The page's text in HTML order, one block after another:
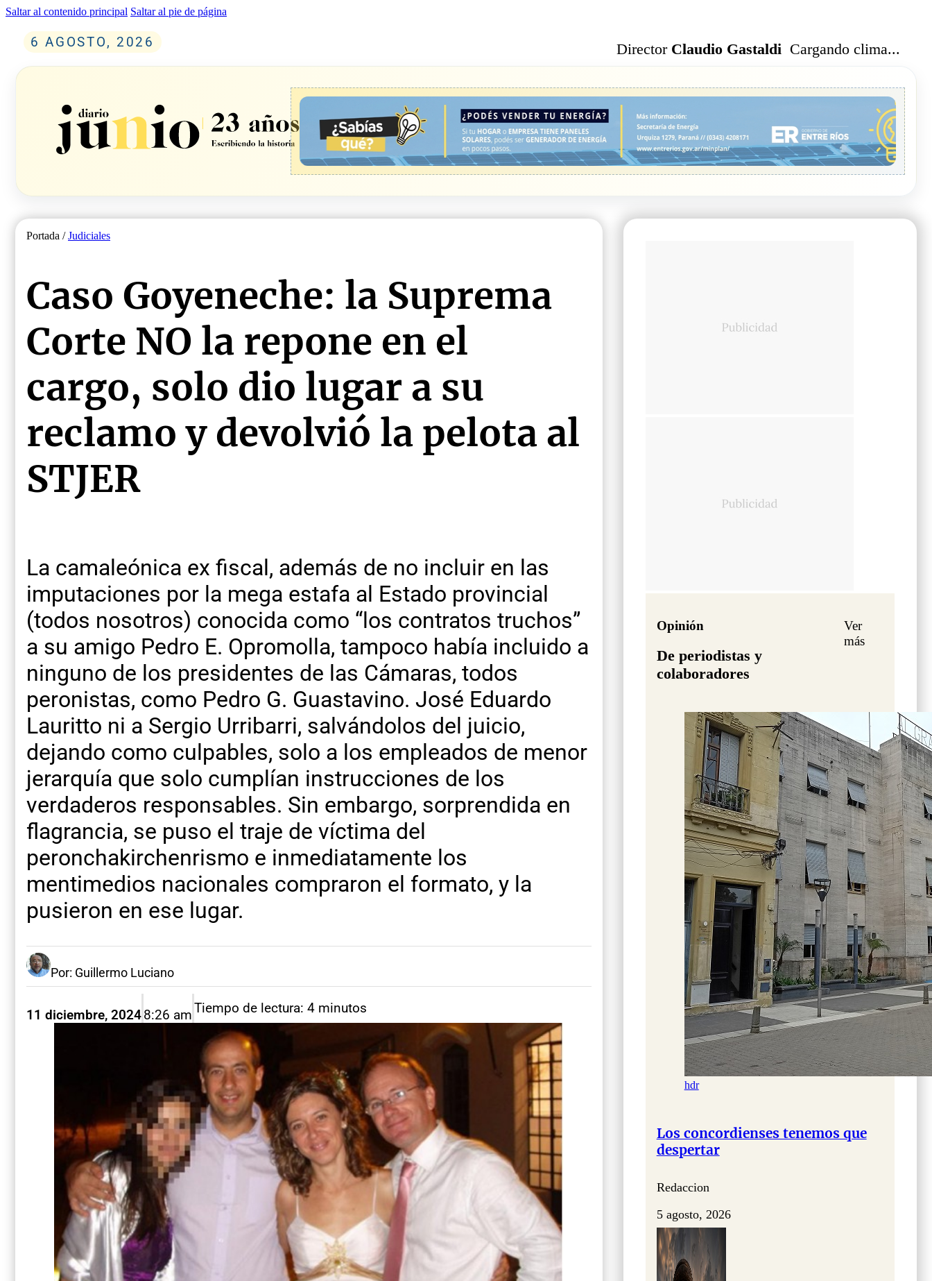
Saltar al contenido principal Saltar al pie de página
6 AGOSTO, 2026 Director Claudio Gastaldi Cargando clima...
Portada /Judiciales
Caso Goyeneche: la Suprema
Corte NO la repone en el
cargo, solo dio lugar a su
reclamo y devolvió la pelota al
STJER
La camaleónica ex fiscal, además de no incluir en las
imputaciones por la mega estafa al Estado provincial
(todos nosotros) conocida como “los contratos truchos”
a su amigo Pedro E. Opromolla, tampoco había incluido a
ninguno de los presidentes de las Cámaras, todos
peronistas, como Pedro G. Guastavino. José Eduardo
Lauritto ni a Sergio Urribarri, salvándolos del juicio,
dejando como culpables, solo a los empleados de menor
jerarquía que solo cumplían instrucciones de los
verdaderos responsables. Sin embargo, sorprendida en
flagrancia, se puso el traje de víctima del
peronchakirchenrismo e inmediatamente los
mentimedios nacionales compraron el formato, y la
pusieron en ese lugar.
Por: Guillermo Luciano
11 diciembre, 20248:26 amTiempo de lectura: 4 minutos
Opinión
De periodistas y
colaboradores
Ver
más
hdr
Los concordienses tenemos que
despertar
Redaccion
5 agosto, 2026